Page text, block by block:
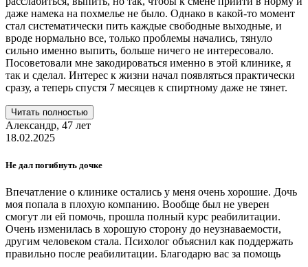
даже намека на похмелье не было. Однако в какой-то момент
стал систематически пить каждые свободные выходные, и
вроде нормально все, только проблемы начались, тянуло
сильно именно выпить, больше ничего не интересовало.
Посоветовали мне закодироваться именно в этой клинике, я
так и сделал. Интерес к жизни начал появляться практически
сразу, а теперь спустя 7 месяцев к спиртному даже не тянет.
Читать полностью
Александр, 47 лет
18.02.2025
Не дал погибнуть дочке
Впечатление о клинике остались у меня очень хорошие. Дочь
моя попала в плохую компанию. Вообще был не уверен
смогут ли ей помочь, прошла полный курс реабилитации.
Очень изменилась в хорошую сторону до неузнаваемости,
другим человеком стала. Психолог объяснил как поддержать
правильно после реабилитации. Благодарю вас за помощь